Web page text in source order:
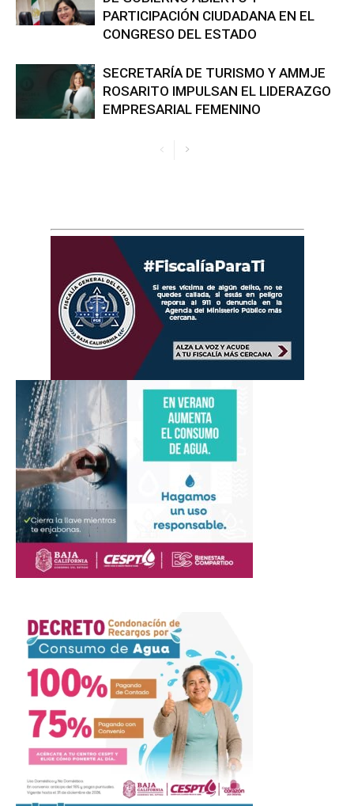
PARTICIPACIÓN CIUDADANA EN EL
CONGRESO DEL ESTADO
SECRETARÍA DE TURISMO Y AMMJE
ROSARITO IMPULSAN EL LIDERAZGO
EMPRESARIAL FEMENINO